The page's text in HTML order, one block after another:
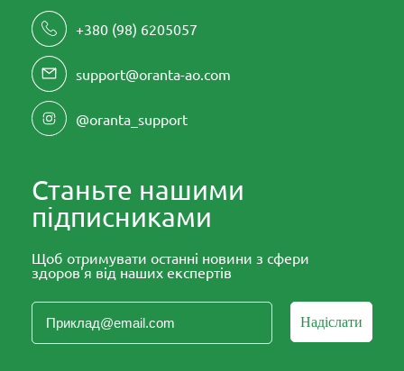
+380 (98) 6205057
support@oranta-ao.com
@oranta_support
Станьте нашими
підписниками
Щоб отримувати останні новини з сфери
здоров'я від наших експертів
Надіслати